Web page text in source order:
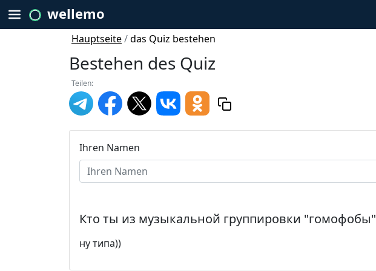
wellemo
Hauptseite/das Quiz bestehen
Bestehen des Quiz
Teilen:
Ihren Namen
Кто ты из музыкальной группировки "гомофобы"
ну типа))